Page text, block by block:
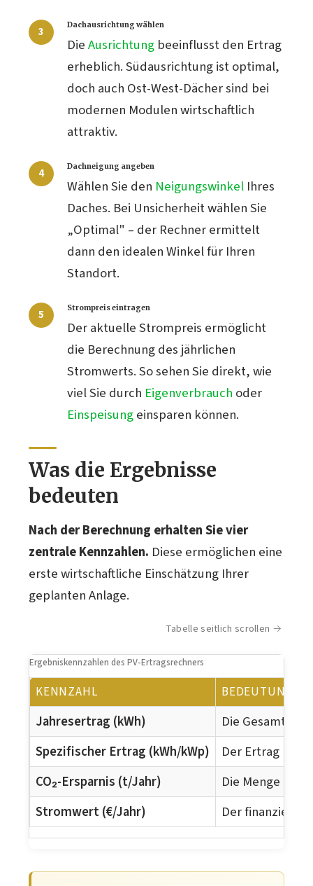
Dachausrichtung wählen
DieAusrichtung beeinflusst den Ertrag
erheblich. Südausrichtung ist optimal,
doch auch Ost-West-Dächer sind bei
modernen Modulen wirtschaftlich
attraktiv.
Dachneigung angeben
Wählen Sie den Neigungswinkel Ihres
Daches. Bei Unsicherheit wählen Sie
„Optimal" – der Rechner ermittelt
dann den idealen Winkel für Ihren
Standort.
Strompreis eintragen
Der aktuelle Strompreis ermöglicht
die Berechnung des jährlichen
Stromwerts. So sehen Sie direkt, wie
viel Sie durch Eigenverbrauch oder
Einspeisungeinsparen können.
Was die Ergebnisse
bedeuten
Nach der Berechnung erhalten Sie vier
zentrale Kennzahlen. Diese ermöglichen eine
erste wirtschaftliche Einschätzung Ihrer
geplanten Anlage.
Tabelle seitlich scrollen
Ergebniskennzahlen des PV-Ertragsrechners
KENNZAHL BEDEUTUNG
Jahresertrag (kWh)
Die
Spezifischer Ertrag (kWh/kWp)
Der Ertrag pro
CO₂-Ersparnis (t/Jahr)
Die Menge an
Stromwert (€/Jahr)
Der finanzielle